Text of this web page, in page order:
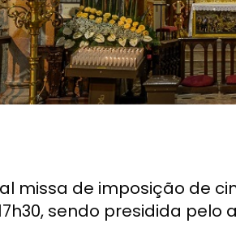
missa de imposição de
sendo presidida pelo